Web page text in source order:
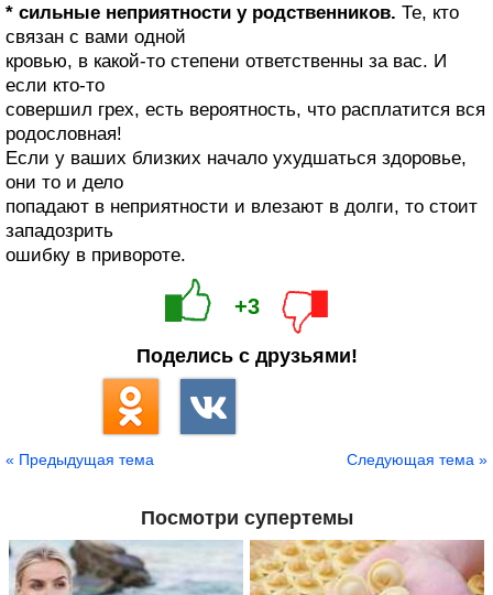
* сильные неприятности у родственников. Те, кто
связан с вами одной
кровью, в какой-то степени ответственны за вас. И
если кто-то
совершил грех, есть вероятность, что расплатится вся
родословная!
Если у ваших близких начало ухудшаться здоровье,
они то и дело
попадают в неприятности и влезают в долги, то стоит
западозрить
ошибку в привороте.
+3
Поделись с друзьями!
« Предыдущая тема Следующая тема »
Посмотри супертемы